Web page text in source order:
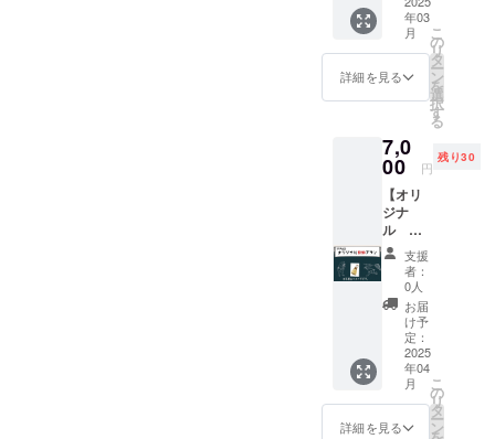
テッ
カーの
お渡し
方法に
所へお
送りい
たしま
す。 到
着時期
につい
ては、
予定を
前後す
る可能
性がご
ざいま
す。何
卒予め
ご了承
くださ
いま
持ちを
込め
て、サ
ンクス
メッ
セージ
ルで送
らせて
いただ
きま
す。 さ
らに、
高雄の
名所四
季折々
のポス
トカー
ド３枚
セット
（撮影:
プロカ
メラマ
ンの
年03
月
詳細を見る
こ
の
リ
タ
ー
ン
を
選
択
す
る
7,0
00 円
残り30
【オリ
ジナ
ル
グッズ
①】
3Tailsオ
リジナ
ルデザ
インの
『熊
鈴』を
ご提供
いたし
ます。
支援
者：
0人
お届
け予
定：
2025
年04
月
詳細を見る
こ
の
リ
タ
ー
ン